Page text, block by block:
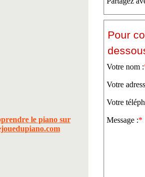
Pour
Votre nom :
Votre
Votre
Message :*